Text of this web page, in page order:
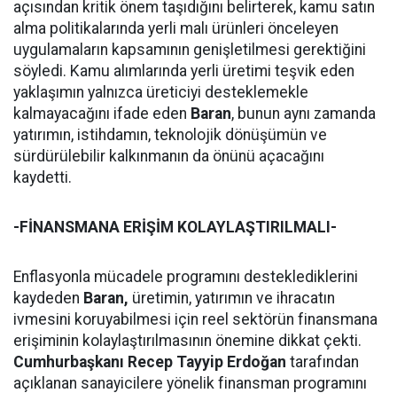
açısından kritik önem taşıdığını belirterek, kamu satın
alma politikalarında yerli malı ürünleri önceleyen
uygulamaların kapsamının genişletilmesi gerektiğini
söyledi. Kamu alımlarında yerli üretimi teşvik eden
yaklaşımın yalnızca üreticiyi desteklemekle
kalmayacağını ifade eden Baran, bunun aynı zamanda
yatırımın, istihdamın, teknolojik dönüşümün ve
sürdürülebilir kalkınmanın da önünü açacağını
kaydetti.
-FİNANSMANA ERİŞİM KOLAYLAŞTIRILMALI-
Enflasyonla mücadele programını desteklediklerini
kaydeden Baran, üretimin, yatırımın ve ihracatın
ivmesini koruyabilmesi için reel sektörün finansmana
erişiminin kolaylaştırılmasının önemine dikkat çekti.
Cumhurbaşkanı Recep Tayyip Erdoğan tarafından
açıklanan sanayicilere yönelik finansman programını